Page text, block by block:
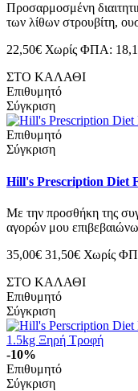
Προσαρμοσμένη
των λίθων στρουβίτη,
22,50€ Χωρίς ΦΠΑ:
ΣΤΟ ΚΑΛΑΘΙ
Επιθυμητό
Σύγκριση
Επιθυμητό
Σύγκριση
Hill's Prescription Diet
Με την προσθήκη της
αγορών μου
35,00€ 31,50€ Χωρίς
ΣΤΟ ΚΑΛΑΘΙ
Επιθυμητό
Σύγκριση
-10%
Επιθυμητό
Σύγκριση